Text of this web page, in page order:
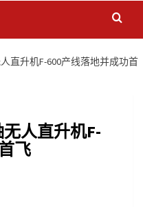
直升机F-600产线落地并成功首
人直升机F-
飞